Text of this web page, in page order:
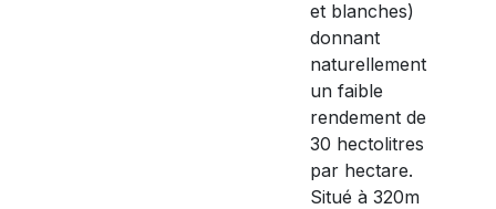
et blanches)
donnant
naturellement
un faible
rendement de
30 hectolitres
par hectare.
Situé à 320m